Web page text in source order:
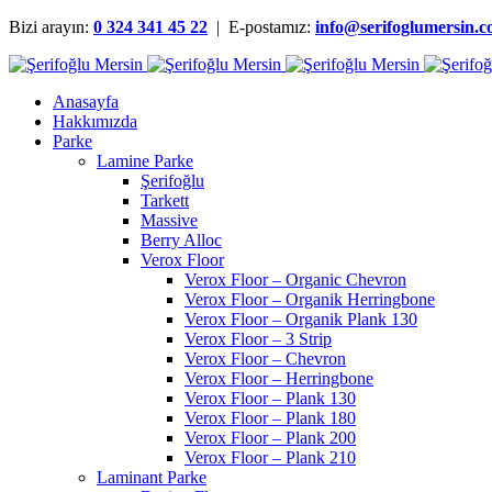
Bizi arayın: 0 324 341 45 22 | E-postamız:
Anasayfa
Hakkımızda
Parke
Lamine Parke
Şerifoğlu
Tarkett
Massive
Berry Alloc
Verox Floor
Verox Floor – Organic Chevron
Verox Floor – Organik Herringbone
Verox Floor – Organik Plank 130
Verox Floor – 3 Strip
Verox Floor – Chevron
Verox Floor – Herringbone
Verox Floor – Plank 130
Verox Floor – Plank 180
Verox Floor – Plank 200
Verox Floor – Plank 210
Laminant Parke